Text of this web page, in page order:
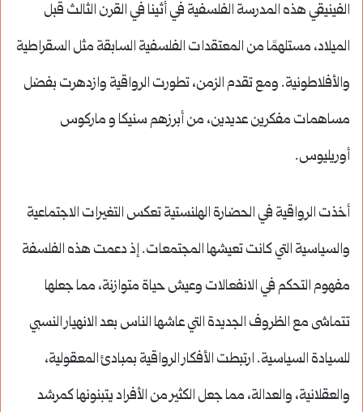
الفينيقي هذه المدرسة الفلسفية في أثينا في القرن الثالث قبل
الميلاد، مستلهمًا من المعتقدات الفلسفية السابقة مثل السقراطية
والأفلاطونية. ومع تقدم الزمن، تطورت الرواقية وازدهرت بفضل
مساهمات مفكرين عديدين، من أبرزهم سنيكا و ماركوس
أوريليوس.
أخذت الرواقية في الحضارة الهلنستية تعكس التغيرات الاجتماعية
والسياسية التي كانت تعيشها المجتمعات. إذ دعمت هذه الفلسفة
مفهوم التحكم في الانفعالات وعيش حياة متوازنة، مما جعلها
تتماشى مع الظروف الجديدة التي عاشها الناس بعد الانهيار النسبي
للسيادة السياسية. ارتبطت الأفكار الرواقية بمبادئ المعقولية،
والعقلانية، والعدالة، مما جعل الكثير من الأفراد يتبنونها كمرشد